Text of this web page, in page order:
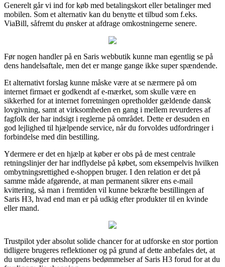
Generelt går vi ind for køb med betalingskort eller betalinger med
mobilen. Som et alternativ kan du benytte et tilbud som f.eks.
ViaBill, såfremt du ønsker at afdrage omkostningerne senere.
Før nogen handler på en Saris webbutik kunne man egentlig se på
dens handelsaftale, men det er mange gange ikke super spændende.
Et alternativt forslag kunne måske være at se nærmere på om
internet firmaet er godkendt af e-mærket, som skulle være en
sikkerhed for at internet forretningen opretholder gældende dansk
lovgivning, samt at virksomheden en gang i mellem revurderes af
fagfolk der har indsigt i reglerne på området. Dette er desuden en
god lejlighed til hjælpende service, når du forvoldes udfordringer i
forbindelse med din bestilling.
Ydermere er det en hjælp at køber er obs på de mest centrale
retningslinjer der har indflydelse på købet, som eksempelvis hvilken
ombytningsrettighed e-shoppen bruger. I den relation er det på
samme måde afgørende, at man permanent sikrer ens e-mail
kvittering, så man i fremtiden vil kunne bekræfte bestillingen af
Saris H3, hvad end man er på udkig efter produkter til en kvinde
eller mand.
Trustpilot yder absolut solide chancer for at udforske en stor portion
tidligere brugeres reflektioner og på grund af dette anbefales det, at
du undersøger netshoppens bedømmelser af Saris H3 forud for at du